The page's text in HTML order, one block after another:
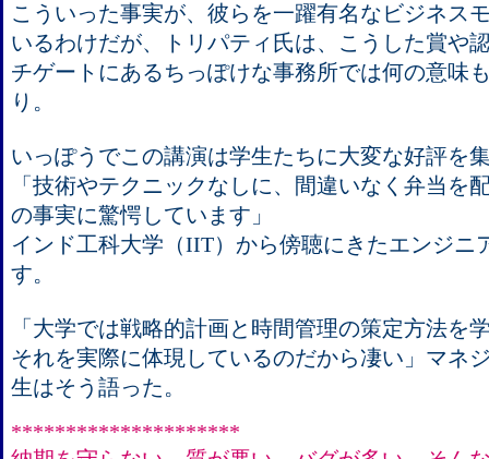
こういった事実が、彼らを一躍有名なビジネス
いるわけだが、トリパティ氏は、こうした賞や
チゲートにあるちっぽけな事務所では何の意味
り。
いっぽうでこの講演は学生たちに大変な好評を
「技術やテクニックなしに、間違いなく弁当を
の事実に驚愕しています」
インド工科大学（IIT）から傍聴にきたエンジニ
す。
「大学では戦略的計画と時間管理の策定方法を
それを実際に体現しているのだから凄い」マネ
生はそう語った。
*********************